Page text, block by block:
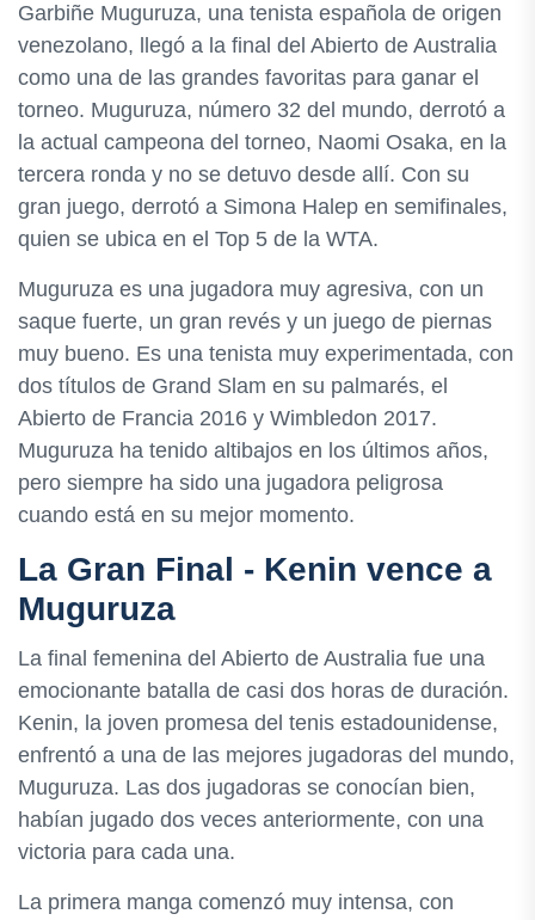
Garbiñe Muguruza, una tenista española de origen
venezolano, llegó a la final del Abierto de Australia
como una de las grandes favoritas para ganar el
torneo. Muguruza, número 32 del mundo, derrotó a
la actual campeona del torneo, Naomi Osaka, en la
tercera ronda y no se detuvo desde allí. Con su
gran juego, derrotó a Simona Halep en semifinales,
quien se ubica en el Top 5 de la WTA.
Muguruza es una jugadora muy agresiva, con un
saque fuerte, un gran revés y un juego de piernas
muy bueno. Es una tenista muy experimentada, con
dos títulos de Grand Slam en su palmarés, el
Abierto de Francia 2016 y Wimbledon 2017.
Muguruza ha tenido altibajos en los últimos años,
pero siempre ha sido una jugadora peligrosa
cuando está en su mejor momento.
La Gran Final - Kenin vence a
Muguruza
La final femenina del Abierto de Australia fue una
emocionante batalla de casi dos horas de duración.
Kenin, la joven promesa del tenis estadounidense,
enfrentó a una de las mejores jugadoras del mundo,
Muguruza. Las dos jugadoras se conocían bien,
habían jugado dos veces anteriormente, con una
victoria para cada una.
La primera manga comenzó muy intensa, con